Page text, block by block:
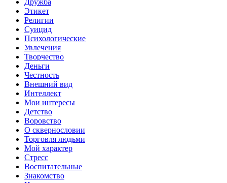
Дружба
Этикет
Религии
Суицид
Психологические
Увлечения
Творчество
Деньги
Честность
Внешний вид
Интеллект
Мои интересы
Детство
Воровство
О сквернословии
Торговля людьми
Мой характер
Стресс
Воспитательные
Знакомство